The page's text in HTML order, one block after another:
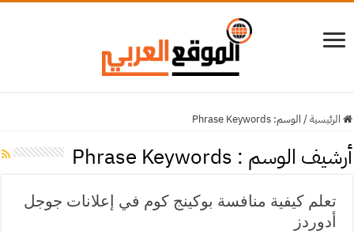
الرئيسية/ الوسم: Phrase Keywords
أرشيف الوسم : Phrase Keywords
تعلم كيفية منافسة بوكينج كوم في إعلانات جوجل
أدوردز